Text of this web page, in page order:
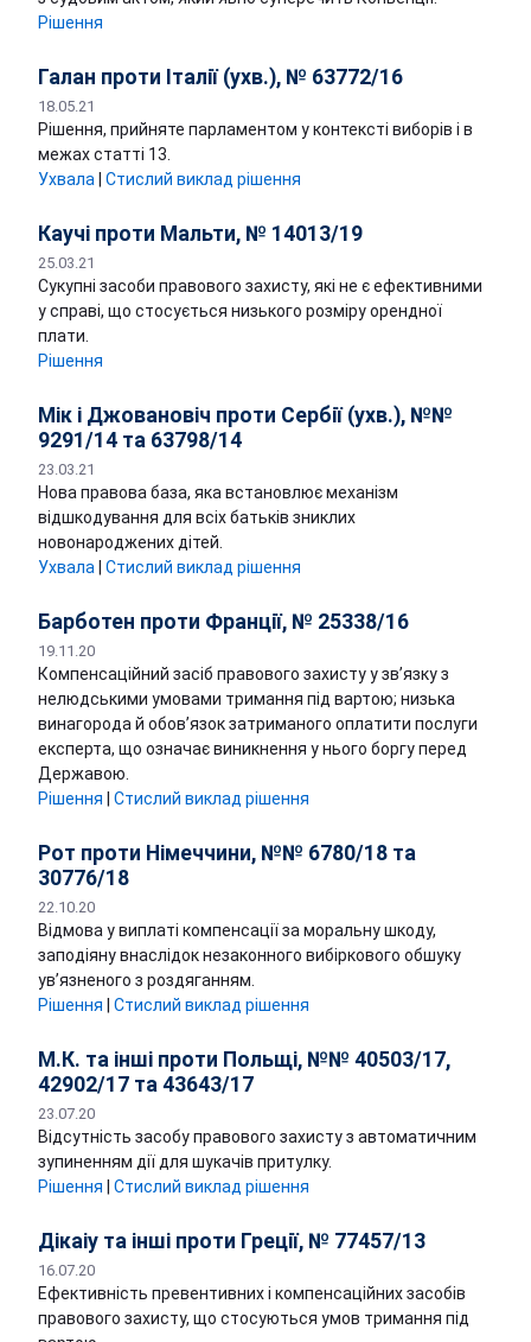
Рішення
Галан проти Італії (ухв.), № 63772/16
18.05.21
Рішення, прийняте парламентом у контексті виборів і в
межах статті 13.
Ухвалa Стислий виклад рішення
Каучі проти Мальти, № 14013/19
25.03.21
Сукупні засоби правового захисту, які не є ефективними
у справі, що стосується низького розміру орендної
плати.
Рішення
Мік і Джовановіч проти Сербії (ухв.), №№
9291/14 та 63798/14
23.03.21
Нова правова база, яка встановлює механізм
відшкодування для всіх батьків зниклих
новонароджених дітей.
Ухвалa Стислий виклад рішення
Барботен проти Франції, № 25338/16
19.11.20
Компенсаційний засіб правового захисту у зв’язку з
нелюдськими умовами тримання під вартою; низька
винагорода й обов’язок затриманого оплатити послуги
експерта, що означає виникнення у нього боргу перед
Державою.
Рішення
Стислий виклад рішення
Рот проти Німеччини, №№ 6780/18 та
30776/18
22.10.20
Відмова у виплаті компенсації за моральну шкоду,
заподіяну внаслідок незаконного вибіркового обшуку
ув’язненого з роздяганням.
Рішення
Стислий виклад рішення
М.К. та інші проти Польщі, №№ 40503/17,
42902/17 та 43643/17
23.07.20
Відсутність засобу правового захисту з автоматичним
зупиненням дії для шукачів притулку.
Рішення
Стислий виклад рішення
Дікаіу та інші проти Греції, № 77457/13
16.07.20
Ефективність превентивних і компенсаційних засобів
правового захисту, що стосуються умов тримання під